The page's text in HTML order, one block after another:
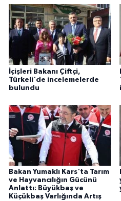
İçişleri Bakanı Çiftçi,
Türkeli'de incelemelerde
bulundu
Bakan Yumaklı Kars'ta Tarım
ve Hayvancılığın Gücünü
Anlattı: Büyükbaş ve
Küçükbaş Varlığında Artış